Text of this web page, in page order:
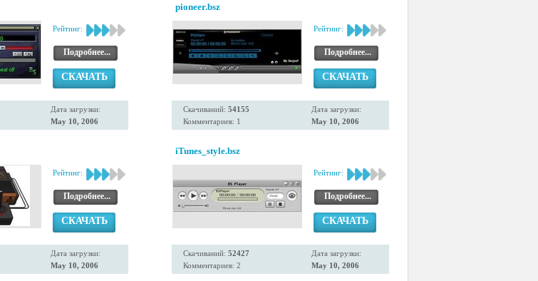
Рейтинг:
Подробнее...
СКАЧАТЬ
Дата загрузки:
May 10, 2006
pioneer.bsz
Рейтинг:
Подробнее...
СКАЧАТЬ
Скачиваний: 54155
Комментариев: 1
Дата загрузки:
May 10, 2006
Рейтинг:
Подробнее...
СКАЧАТЬ
Дата загрузки:
May 10, 2006
iTunes_style.bsz
Рейтинг:
Подробнее...
СКАЧАТЬ
Скачиваний: 52427
Комментариев: 2
Дата загрузки:
May 10, 2006